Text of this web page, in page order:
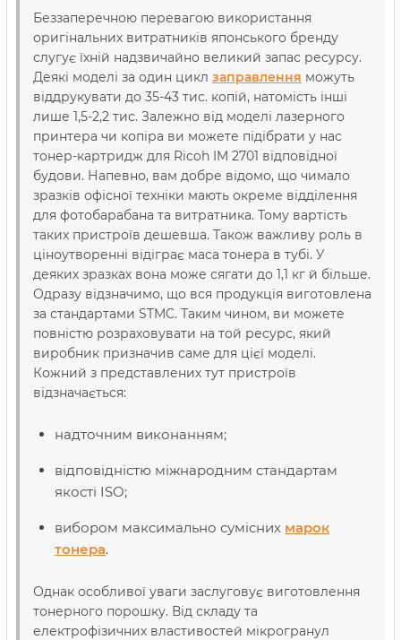
Беззаперечною перевагою використання
оригінальних витратників японського бренду
слугує їхній надзвичайно великий запас ресурсу.
Деякі моделі за один цикл заправлення можуть
віддрукувати до 35-43 тис. копій, натомість інші
лише 1,5-2,2 тис. Залежно від моделі лазерного
принтера чи копіра ви можете підібрати у нас
тонер-картридж для Ricoh IM 2701 відповідної
будови. Напевно, вам добре відомо, що чимало
зразків офісної техніки мають окреме відділення
для фотобарабана та витратника. Тому вартість
таких пристроїв дешевша. Також важливу роль в
ціноутворенні відіграє маса тонера в тубі. У
деяких зразках вона може сягати до 1,1 кг й більше.
Одразу відзначимо, що вся продукція виготовлена
за стандартами STMC. Таким чином, ви можете
повністю розраховувати на той ресурс, який
виробник призначив саме для цієї моделі.
Кожний з представлених тут пристроїв
відзначається:
надточним виконанням;
відповідністю міжнародним стандартам
якості ISO;
вибором максимально сумісних марок
тонера.
Однак особливої уваги заслуговує виготовлення
тонерного порошку. Від складу та
електрофізичних властивостей мікрогранул